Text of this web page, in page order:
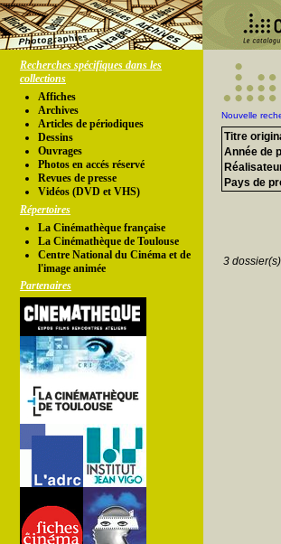
Recherches spécifiques dans les
collections
Affiches
Archives
Articles de périodiques
Dessins
Ouvrages
Photos en accés réservé
Revues de presse
Vidéos (DVD et VHS)
Répertoires
La Cinémathèque française
La Cinémathèque de Toulouse
Centre National du Cinéma et de
l'image animée
Partenaires
Nouvelle
Titre
Année de
Pays de
3